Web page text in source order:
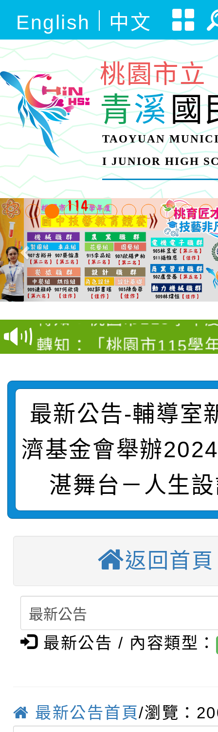
English 中文
桃園市立
青溪國
TAOYUAN
I JUNIOR HIGH
【甄選結果(第4招)】
學年度第1學期第9次代
【甄選結果(第12招)】
結果(第12招)
賽及師生本土語及新住
轉知：「桃園市115學
動辦法」
轉知臺中市政府政風處
城市手牽手，綠能透明
畫影片一案
轉知：「115學年度全
劇比賽實施要點」及修
表
轉知：桃園市115年度
敬師藝文競賽』實施計
【甄選結果(第11招)】
學年度第1學期第7次
【甄選結果(第3招)】
結果(第3招)
學年度第1學期第9次
結果(第4招)
【甄選結果(第12招)】
結果(第12招)
賽及師生本土語及新住
賽實施要點
轉知：「桃園市115學
比賽實施要點」
轉知：「115年金融知
畫影片一案
劇比賽實施要點」及修
轉知：桃園市115年度
最新公告-輔導室
濟基金會舉辦
湛舞台－人生
返回首頁
最新公告 / 內容類型：
最新公告首頁/瀏覽：